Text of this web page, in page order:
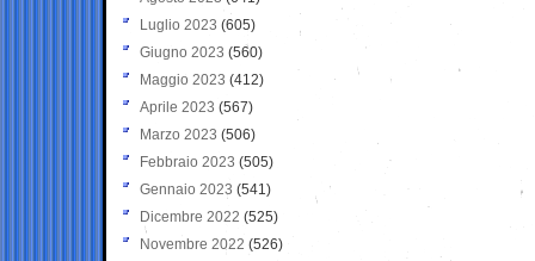
Luglio 2023 (605)
Giugno 2023 (560)
Maggio 2023 (412)
Aprile 2023 (567)
Marzo 2023 (506)
Febbraio 2023 (505)
Gennaio 2023 (541)
Dicembre 2022 (525)
Novembre 2022 (526)